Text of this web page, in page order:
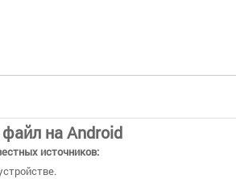
на Android
источников: